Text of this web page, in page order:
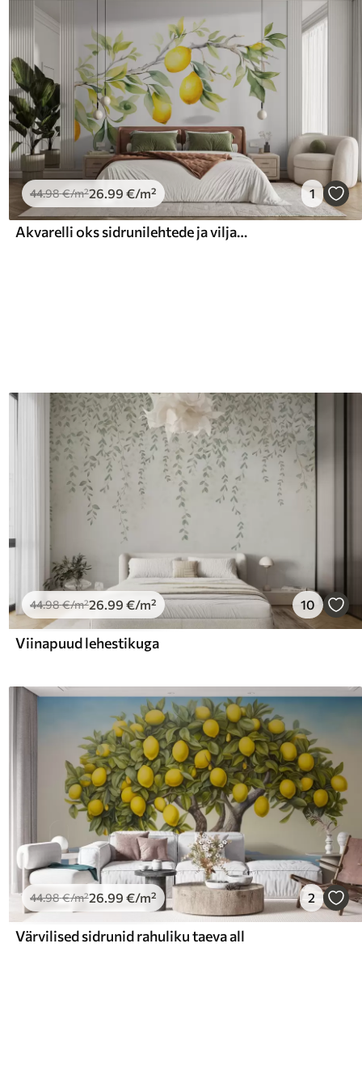
44.98€/m²26 .99 €/m² 1
Akvarelli oks sidrunilehtede ja viljadega
44.98€/m²26.99 €/m² 10
Viinapuud lehestikuga
44.98€/m²26.99 €/m² 2
Värvilised sidrunid rahuliku taeva all